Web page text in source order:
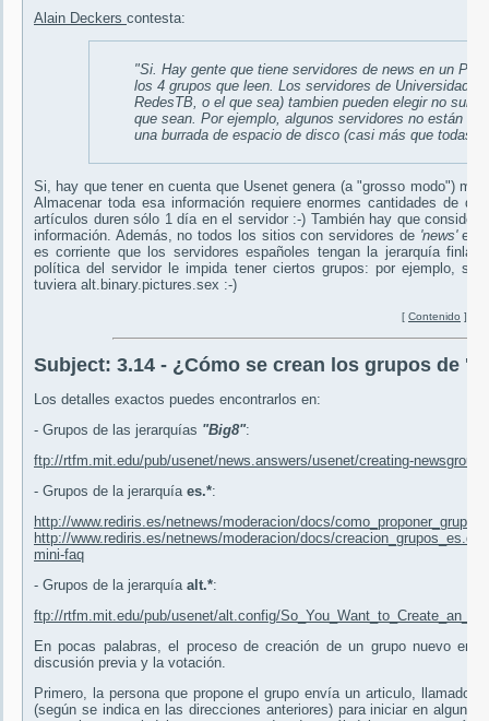
Alain Deckers contesta:
"Si. Hay gente que tiene servidores de news en un PC
los 4 grupos que leen. Los servidores de
RedesTB, o el que sea) tambien pueden elegir no
que sean. Por ejemplo, algunos servidores no están
una burrada de espacio de disco (casi más que todas
Si, hay que tener en cuenta que Usenet genera (a "grosso modo")
Almacenar toda esa información requiere enormes cantidades de
artículos duren sólo 1 día en el servidor :-) También hay que
información. Además, no todos los sitios con servidores de 'news'
es corriente que los servidores españoles tengan la jerarquía
política del servidor le impida tener ciertos grupos: por ejemplo, si
tuviera alt.binary.pictures.sex :-)
[ Contenido ]
Subject: 3.14 - ¿Cómo se crean los grupos de '
Los detalles exactos puedes encontrarlos en:
- Grupos de las jerarquías "Big8":
ftp://rtfm.mit.edu/pub/usenet/news.answers/usenet/creating-
- Grupos de la jerarquía es.*:
http://www.rediris.es/netnews/moderacion/docs/
http://www.rediris.es/netnews/moderacion/docs/
mini-faq
- Grupos de la jerarquía alt.*:
ftp://rtfm.mit.edu/pub/usenet/alt.config/
En pocas palabras, el proceso de creación de un grupo nuevo en
discusión previa y la votación.
Primero, la persona que propone el grupo envía un articulo, llamado
(según se indica en las direcciones anteriores) para iniciar en alguno